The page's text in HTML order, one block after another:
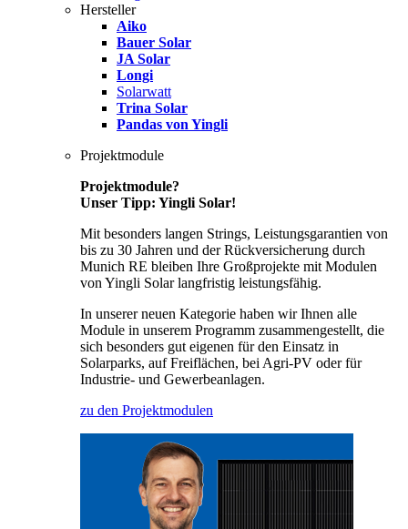
Hersteller
Aiko
Bauer Solar
JA Solar
Longi
Solarwatt
Trina Solar
Pandas von Yingli
Projektmodule
Projektmodule?
Unser Tipp: Yingli Solar!
Mit besonders langen Strings, Leistungsgarantien von
bis zu 30 Jahren und der Rückversicherung durch
Munich RE bleiben Ihre Großprojekte mit Modulen
von Yingli Solar langfristig leistungsfähig.
In unserer neuen Kategorie haben wir Ihnen alle
Module in unserem Programm zusammengestellt, die
sich besonders gut eigenen für den Einsatz in
Solarparks, auf Freiflächen, bei Agri-PV oder für
Industrie- und Gewerbeanlagen.
zu den Projektmodulen